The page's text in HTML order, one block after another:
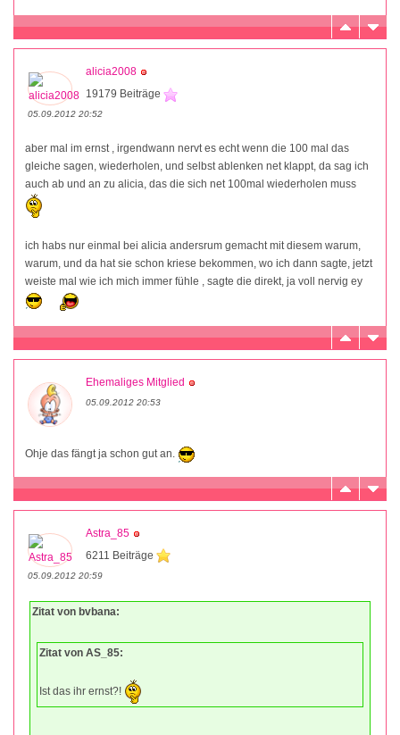
alicia2008
19179 Beiträge
05.09.2012 20:52
aber mal im ernst , irgendwann nervt es echt wenn die 100 mal das
gleiche sagen, wiederholen, und selbst ablenken net klappt, da sag ich
auch ab und an zu alicia, das die sich net 100mal wiederholen muss
ich habs nur einmal bei alicia andersrum gemacht mit diesem warum,
warum, und da hat sie schon kriese bekommen, wo ich dann sagte, jetzt
weiste mal wie ich mich immer fühle , sagte die direkt, ja voll nervig ey
Ehemaliges Mitglied
05.09.2012 20:53
Ohje das fängt ja schon gut an.
Astra_85
6211 Beiträge
05.09.2012 20:59
Zitat von bvbana:
Zitat von AS_85:
Ist das ihr ernst?!